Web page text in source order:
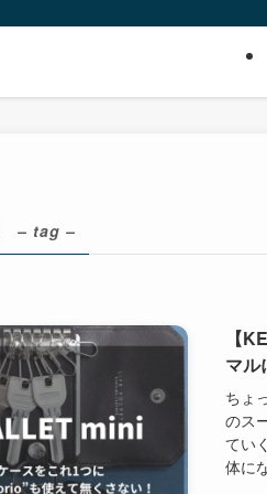
– tag –
【
マル
ちょ
のス
てい
体に